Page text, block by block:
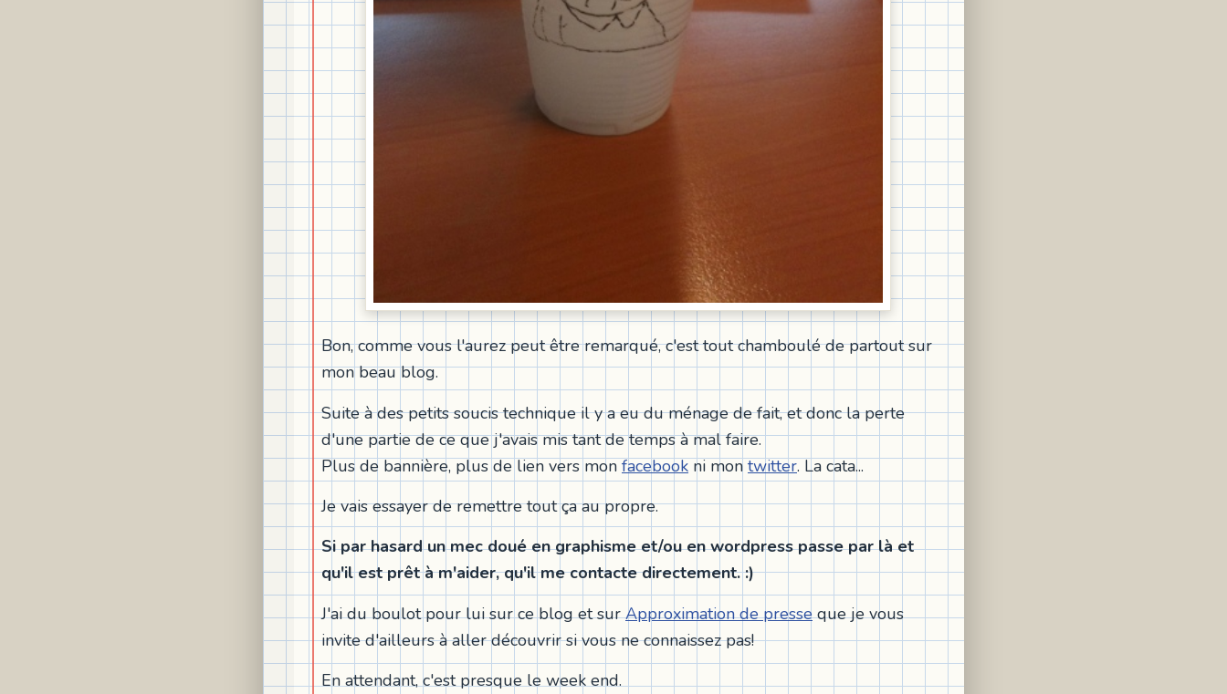
Bon, comme vous l'aurez peut être remarqué, c'est tout chamboulé de partout sur
mon beau blog.
Suite à des petits soucis technique il y a eu du ménage de fait, et donc la perte
d'une partie de ce que j'avais mis tant de temps à mal faire.
Plus de bannière, plus de lien vers monfacebookni montwitter. La cata...
Je vais essayer de remettre tout ça au propre.
Si par hasard un mec doué en graphisme et/ou en wordpress passe par là et
qu'il est prêt à m'aider, qu'il me contacte directement. :)
J'ai du boulot pour lui sur ce blog et surApproximation de presseque je vous
invite d'ailleurs à aller découvrir si vous ne connaissez pas!
En attendant, c'est presque le week end.